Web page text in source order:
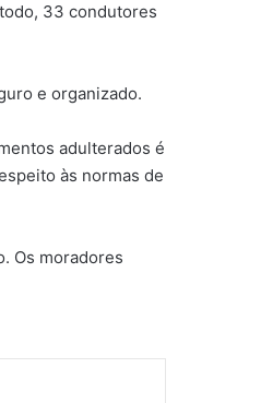
33 condutores
e organizado.
adulterados é
às normas de
Os moradores